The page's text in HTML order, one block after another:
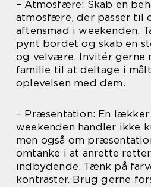
– Atmosfære: Skab en
atmosfære, der passer til
aftensmad i weekenden.
pynt bordet og skab en
og velvære. Invitér gerne
familie til at deltage i
oplevelsen med dem.
– Præsentation: En lækker
weekenden handler ikke
men også om
omtanke i at anrette
indbydende. Tænk på
kontraster. Brug gerne